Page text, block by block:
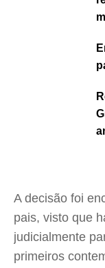
A decisão foi
pais, visto que
judicialmente
primeiros